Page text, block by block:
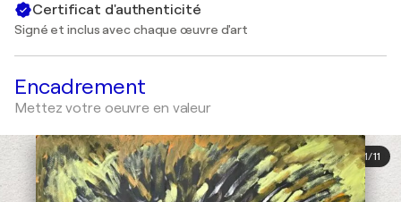
Certificat d'authenticité
Signé et inclus avec chaque œuvre d'art
Encadrement
Mettez votre oeuvre en valeur
1/11